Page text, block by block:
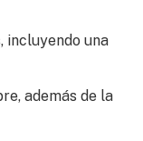
incluyendo una
además de la